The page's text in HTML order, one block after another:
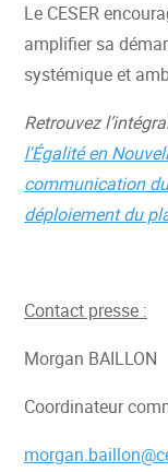
Le CESER
amplifier sa
systémique et
Retrouvez
l'Égalité en
communication
déploiement du
Contact presse :
Morgan BAILLON
Coordinateur